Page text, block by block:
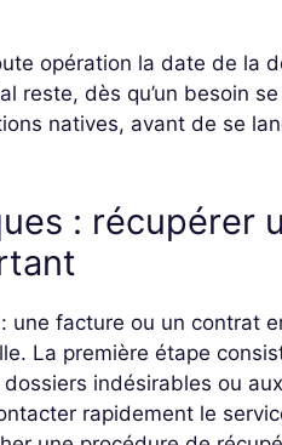
opération la date de la
reste, dès qu’un besoin
natives, avant de se
: récupérer
une facture ou un contrat
La première étape
indésirables ou
rapidement le